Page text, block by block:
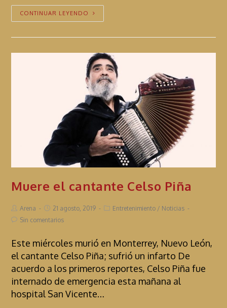
CONTINUAR LEYENDO
Muere el cantante Celso Piña
Arena 21 agosto, 2019 Entretenimiento / Noticias
Sin comentarios
Este miércoles murió en Monterrey, Nuevo León,
el cantante Celso Piña; sufrió un infarto De
acuerdo a los primeros reportes, Celso Piña fue
internado de emergencia esta mañana al
hospital San Vicente…